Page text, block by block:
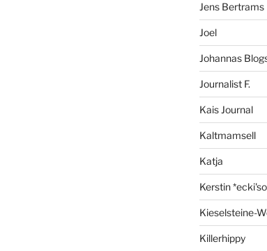
Jens Bertrams
Joel
Johannas
Journalist F.
Kais Journal
Kaltmamsell
Katja
Kerstin
Kieselsteine-
Killerhippy